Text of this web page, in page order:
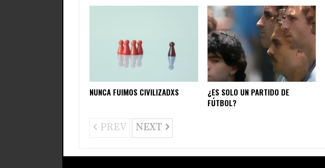
NUNCA FUIMOS CIVILIZADXS
¿ES SOLO UN PARTIDO DE
FÚTBOL?
PREV NEXT